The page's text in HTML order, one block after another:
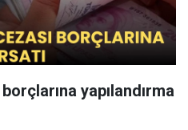
yapılandırma